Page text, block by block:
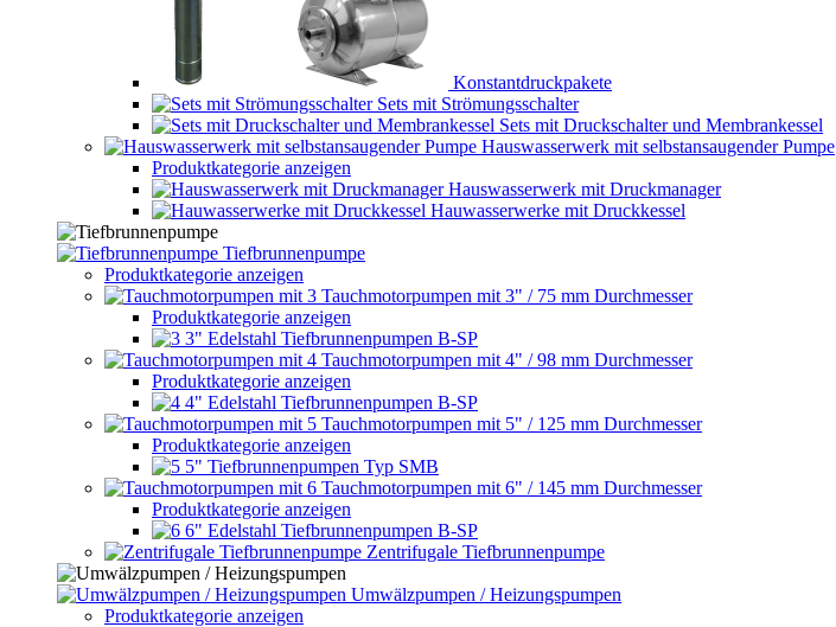
Konstantdruckpakete
Sets mit Strömungsschalter
Sets mit Druckschalter und Membrankessel
Hauswasserwerk mit selbstansaugender Pumpe
Produktkategorie anzeigen
Hauswasserwerk mit Druckmanager
Hauwasserwerke mit Druckkessel
Tiefbrunnenpumpe
Produktkategorie anzeigen
Tauchmotorpumpen mit 3" / 75 mm Durchmesser
Produktkategorie anzeigen
3" Edelstahl Tiefbrunnenpumpen B-SP
Tauchmotorpumpen mit 4" / 98 mm Durchmesser
Produktkategorie anzeigen
4" Edelstahl Tiefbrunnenpumpen B-SP
Tauchmotorpumpen mit 5" / 125 mm Durchmesser
Produktkategorie anzeigen
5" Tiefbrunnenpumpen Typ SMB
Tauchmotorpumpen mit 6" / 145 mm Durchmesser
Produktkategorie anzeigen
6" Edelstahl Tiefbrunnenpumpen B-SP
Zentrifugale Tiefbrunnenpumpe
Umwälzpumpen / Heizungspumpen
Produktkategorie anzeigen